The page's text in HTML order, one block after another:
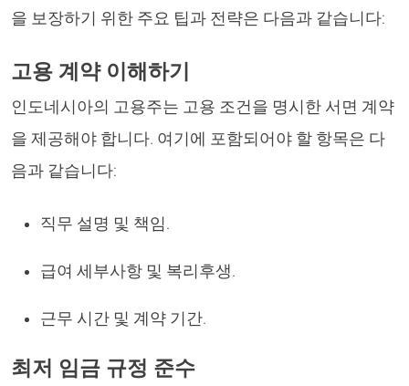
을 보장하기 위한 주요 팁과 전략은 다음과 같습니다:
고용 계약 이해하기
인도네시아의 고용주는 고용 조건을 명시한 서면 계약
을 제공해야 합니다. 여기에 포함되어야 할 항목은 다
음과 같습니다:
직무 설명 및 책임.
급여 세부사항 및 복리후생.
근무 시간 및 계약 기간.
최저 임금 규정 준수